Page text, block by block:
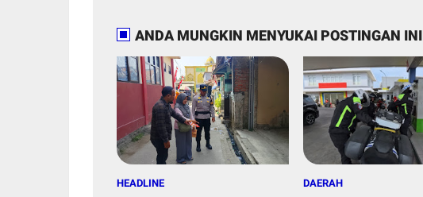
ANDA MUNGKIN MENYUKAI POSTINGAN INI
HEADLINE DAERAH